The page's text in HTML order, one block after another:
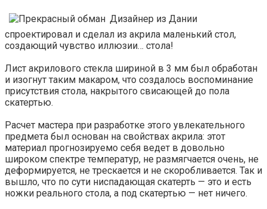
Дизайнер из Дании
спроектировал и сделал из акрила маленький стол,
создающий чувство иллюзии… стола!
Лист акрилового стекла шириной в 3 мм был обработан
и изогнут таким макаром, что создалось воспоминание
присутствия стола, накрытого свисающей до пола
скатертью.
Расчет мастера при разработке этого увлекательного
предмета был основан на свойствах акрила: этот
материал прогнозируемо себя ведет в довольно
широком спектре температур, не размягчается очень, не
деформируется, не трескается и не скоробливается. Так и
вышло, что по сути ниспадающая скатерть — это и есть
ножки реального стола, а под скатертью — нет ничего.